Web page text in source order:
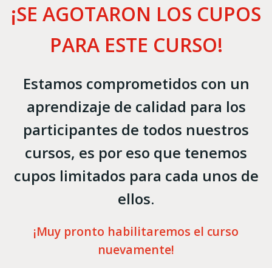
¡SE AGOTARON LOS CUPOS
PARA ESTE CURSO!
Estamos comprometidos con un
aprendizaje de calidad para los
participantes de todos nuestros
cursos, es por eso que tenemos
cupos limitados para cada unos de
ellos.
¡Muy pronto habilitaremos el curso
nuevamente!